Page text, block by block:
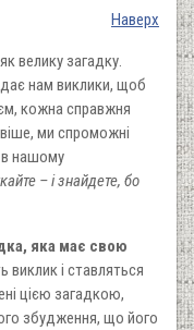
Наверх
велику загадку.
нам виклики, щоб
кожна справжня
ми спроможні
в нашому
– і знайдете, бо
яка має свою
виклик і ставляться
цією загадкою,
збудження, що його